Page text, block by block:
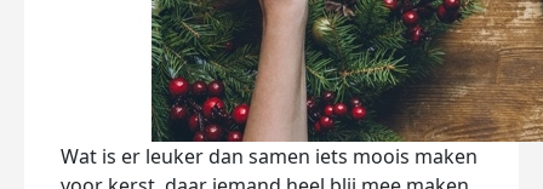
Wat is er leuker dan samen iets moois maken